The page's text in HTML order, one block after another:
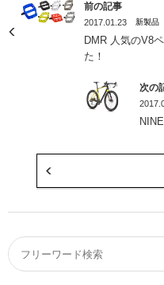
前の記事
2017.01.23 新製品
DMR 人気のV8
た！
次の